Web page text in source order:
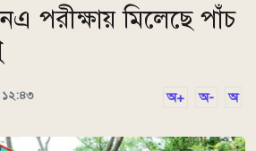
পরীক্ষায় মিলেছে পাঁচ
১২:৪৩ অ+ অ- অ